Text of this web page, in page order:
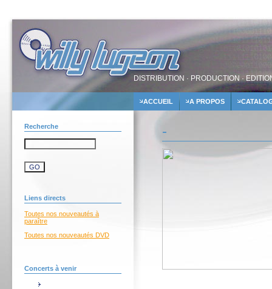
DISTRIBUTION · PRODUCTION ·
ACCUEIL A PROPOS
Recherche
Liens directs
Toutes nos nouveautés à
paraître
Toutes nos nouveautés DVD
Concerts à venir
-